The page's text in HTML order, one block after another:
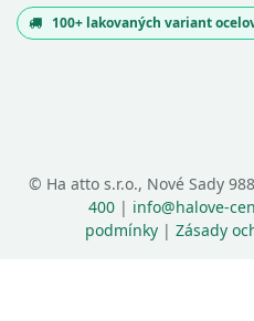
100+ lakovaných variant
© Ha atto s.r.o., Nové Sady
400| info@halove-
podmínky| Zásady